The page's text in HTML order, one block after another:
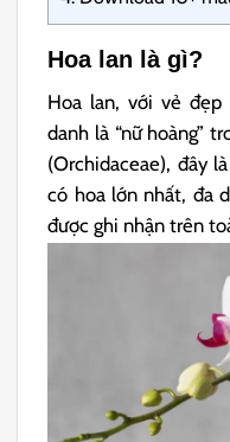
Hoa lan là gì?
Hoa lan, với vẻ đẹp
danh là “nữ hoàng”
(Orchidaceae), đây
có hoa lớn nhất, đa
được ghi nhận trên